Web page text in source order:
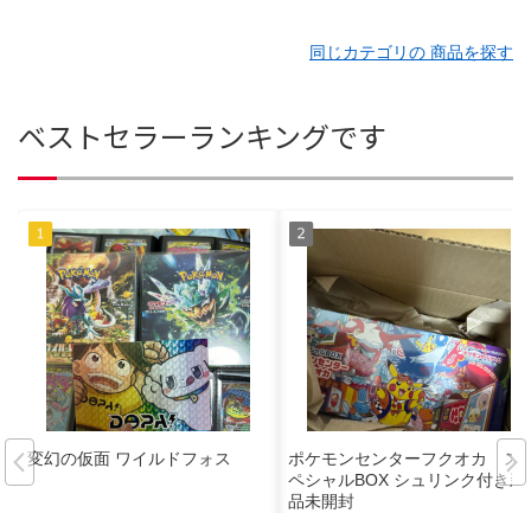
同じカテゴリの 商品を探す
ベストセラーランキングです
変幻の仮面 ワイルドフォス
ポケモンセンターフクオカ ス
ペシャルBOX シュリンク付き新
品未開封